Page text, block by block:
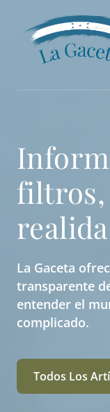
contenido
filtros,
La Gaceta
transparente
entender el
complicado.
Todos Los